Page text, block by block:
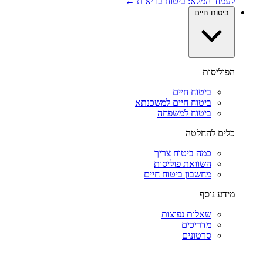
ביטוח חיים
הפוליסות
ביטוח חיים
ביטוח חיים למשכנתא
ביטוח למשפחה
כלים להחלטה
כמה ביטוח צריך
השוואת פוליסות
מחשבון ביטוח חיים
מידע נוסף
שאלות נפוצות
מדריכים
סרטונים